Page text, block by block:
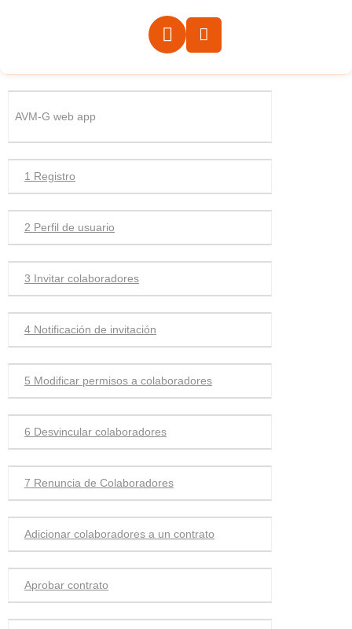
AVM-G web app
1 Registro
2 Perfil de usuario
3 Invitar colaboradores
4 Notificación de invitación
5 Modificar permisos a colaboradores
6 Desvincular colaboradores
7 Renuncia de Colaboradores
Adicionar colaboradores a un contrato
Aprobar contrato